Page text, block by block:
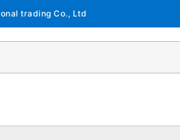
trading Co., Ltd